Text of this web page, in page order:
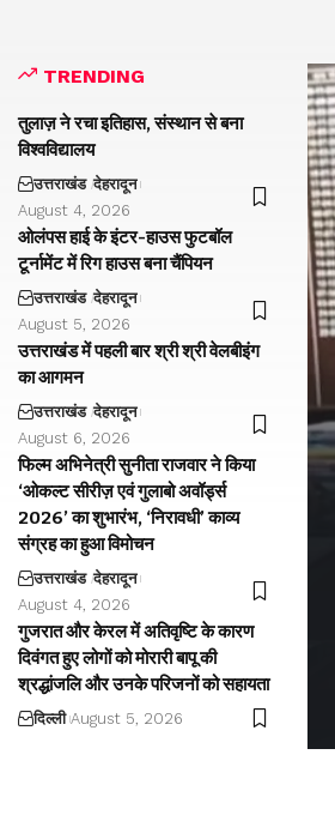
TRENDING
तुलाज़ ने रचा इतिहास, संस्थान से बना
विश्वविद्यालय
उत्तराखंड देहरादून
August 4, 2026
ओलंपस हाई के इंटर-हाउस फुटबॉल
टूर्नामेंट में रिग हाउस बना चैंपियन
उत्तराखंड देहरादून
August 5, 2026
उत्तराखंड में पहली बार श्री श्री वेलबीइंग
का आगमन
उत्तराखंड देहरादून
August 6, 2026
फिल्म अभिनेत्री सुनीता राजवार ने किया
‘ओकल्ट सीरीज़ एवं गुलाबो अवॉर्ड्स
2026’ का शुभारंभ, ‘निरावधी’ काव्य
संग्रह का हुआ विमोचन
उत्तराखंड देहरादून
August 4, 2026
गुजरात और केरल में अतिवृष्टि के कारण
दिवंगत हुए लोगों को मोरारी बापू की
श्रद्धांजलि और उनके परिजनों को सहायता
दिल्ली August 5, 2026